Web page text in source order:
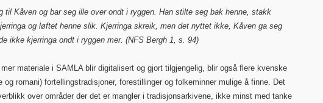
til Kåven og bar seg ille over ondt i ryggen. Han stilte seg bak henne, stakk
og løftet henne slik. Kjerringa skreik, men det nyttet ikke, Kåven ga seg
ikke kjerringa ondt i ryggen mer. (NFS Bergh 1, s. 94)
materiale i SAMLA blir digitalisert og gjort tilgjengelig, blir også flere kvenske
og romani) fortellingstradisjoner, forestillinger og folkeminner mulige å finne. Det
over områder der det er mangler i tradisjonsarkivene, ikke minst med tanke